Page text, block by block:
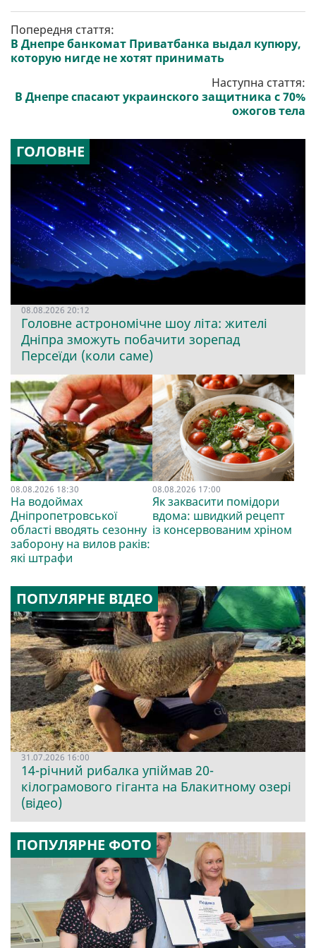
Попередня стаття:
В Днепре банкомат Приватбанка выдал купюру,
которую нигде не хотят принимать
Наступна стаття:
В Днепре спасают украинского защитника с 70%
ожогов тела
ГОЛОВНЕ
08.08.2026 20:12
Головне астрономічне шоу літа: жителі
Дніпра зможуть побачити зорепад
Персеїди (коли саме)
08.08.2026 18:30
На водоймах
Дніпропетровської
області вводять сезонну
заборону на вилов раків:
які штрафи
08.08.2026 17:00
Як заквасити помідори
вдома: швидкий рецепт
із консервованим хріном
ПОПУЛЯРНЕ ВІДЕО
31.07.2026 16:00
14-річний рибалка упіймав 20-
кілограмового гіганта на Блакитному озері
(відео)
ПОПУЛЯРНЕ ФОТО